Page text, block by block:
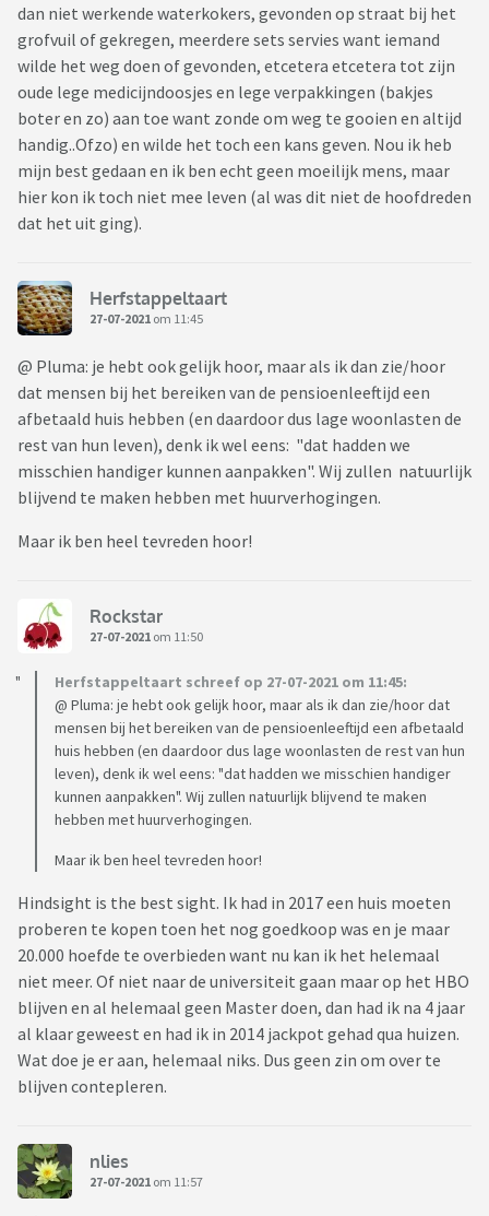
dan niet werkende waterkokers, gevonden op straat bij het
grofvuil of gekregen, meerdere sets servies want iemand
wilde het weg doen of gevonden, etcetera etcetera tot zijn
oude lege medicijndoosjes en lege verpakkingen (bakjes
boter en zo) aan toe want zonde om weg te gooien en altijd
handig..Ofzo) en wilde het toch een kans geven. Nou ik heb
mijn best gedaan en ik ben echt geen moeilijk mens, maar
hier kon ik toch niet mee leven (al was dit niet de hoofdreden
dat het uit ging).
Herfstappeltaart
27-07-2021 om 11:45
@ Pluma: je hebt ook gelijk hoor, maar als ik dan zie/hoor
dat mensen bij het bereiken van de pensioenleeftijd een
afbetaald huis hebben (en daardoor dus lage woonlasten de
rest van hun leven), denk ik wel eens: "dat hadden we
misschien handiger kunnen aanpakken". Wij zullen natuurlijk
blijvend te maken hebben met huurverhogingen.
Maar ik ben heel tevreden hoor!
Rockstar
27-07-2021 om 11:50
Herfstappeltaart schreef op 27-07-2021 om 11:45:
@ Pluma: je hebt ook gelijk hoor, maar als ik dan zie/hoor dat
mensen bij het bereiken van de pensioenleeftijd een afbetaald
huis hebben (en daardoor dus lage woonlasten de rest van hun
leven), denk ik wel eens: "dat hadden we misschien handiger
kunnen aanpakken". Wij zullen natuurlijk blijvend te maken
hebben met huurverhogingen.
Maar ik ben heel tevreden hoor!
Hindsight is the best sight. Ik had in 2017 een huis moeten
proberen te kopen toen het nog goedkoop was en je maar
20.000 hoefde te overbieden want nu kan ik het helemaal
niet meer. Of niet naar de universiteit gaan maar op het HBO
blijven en al helemaal geen Master doen, dan had ik na 4 jaar
al klaar geweest en had ik in 2014 jackpot gehad qua huizen.
Wat doe je er aan, helemaal niks. Dus geen zin om over te
blijven contepleren.
nlies
27-07-2021 om 11:57